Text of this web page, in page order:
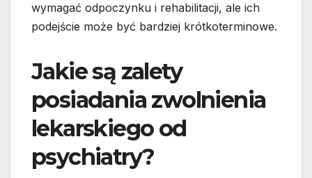
wymagać odpoczynku i rehabilitacji, ale ich
podejście może być bardziej krótkoterminowe.
Jakie są zalety
posiadania zwolnienia
lekarskiego od
psychiatry?